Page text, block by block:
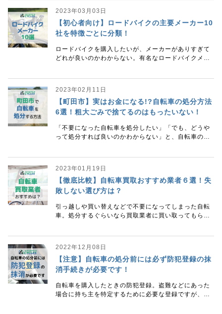
2023年03月03日
【初心者向け】ロードバイクの主要メーカー10
社を特徴ごとに分類！
ロードバイクを購入したいが、メーカーがありすぎて
どれが良いのかわからない。有名なロードバイクメー
2023年02月11日
【町田市】実はお金になる!?自転車の処分方法
6選！粗大ごみで捨てるのはもったいない！
「不要になった自転車を処分したい」「でも、どうや
って処分すれば良いのかわからない」と、自転車の処
2023年01月19日
【徹底比較】自転車買取おすすめ業者６選！失
敗しない選び方は？
引っ越しや買い替えなどで不要になってしまった自転
車。処分するぐらいなら買取業者に買い取ってもらっ
2022年12月08日
【注意】自転車の処分前には必ず防犯登録の抹
消手続きが必要です！
自転車を購入したときの防犯登録。盗難などにあった
場合に持ち主を特定するために必要な登録ですが、乗